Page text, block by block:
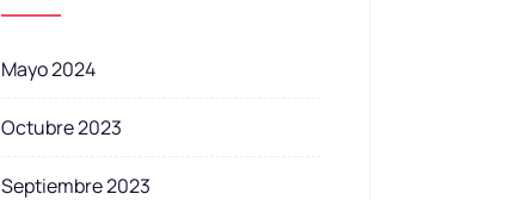
Mayo 2024
Octubre 2023
Septiembre 2023